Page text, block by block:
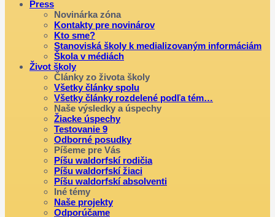
Press
Novinárka zóna
Kontakty pre novinárov
Kto sme?
Stanoviská školy k medializovaným informáciám
Škola v médiách
Život školy
Články zo života školy
Všetky články spolu
Všetky články rozdelené podľa tém…
Naše výsledky a úspechy
Žiacke úspechy
Testovanie 9
Odborné posudky
Píšeme pre Vás
Píšu waldorfskí rodičia
Píšu waldorfskí žiaci
Píšu waldorfskí absolventi
Iné témy
Naše projekty
Odporúčame